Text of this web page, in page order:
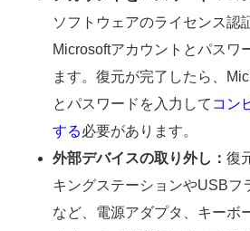
ソフトウェアのライセンス認
Microsoftアカウントとパスワ
ます。復元が完了したら、
とパスワードを入力して コン
する必要があります。
外部デバイスの取り外し：復
キングステーションやUSBフ
など、電源アダプタ、キーボ